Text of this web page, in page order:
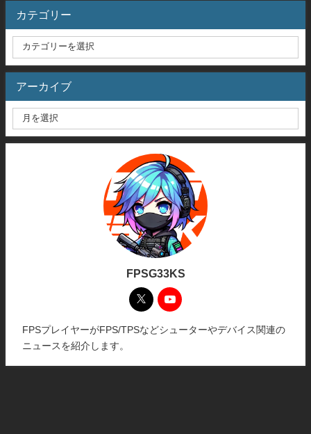
カテゴリー
アーカイブ
FPSG33KS
FPSプレイヤーがFPS/TPSなどシューターやデバイス関連の
ニュースを紹介します。